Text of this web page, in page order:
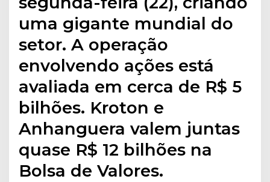
uma gigante mundial do
setor. A operação
envolvendo ações está
avaliada em cerca de R$ 5
bilhões. Kroton e
Anhanguera valem juntas
quase R$ 12 bilhões na
Bolsa de Valores.